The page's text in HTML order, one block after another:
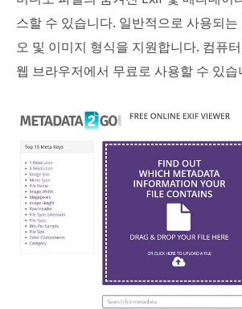
스할 수 있습니다. 일반적으로 사용되
오 및 이미지 형식을 지원합니다. 컴퓨
웹 브라우저에서 무료로 사용할 수 있습